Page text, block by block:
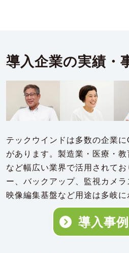
導入企業の実績・
テックウインドは多数の企業
があります。製造業・医療・
など幅広い業界で活用されて
ー、バックアップ、監視カメラ
映像編集基盤など用途は多岐に
導入事